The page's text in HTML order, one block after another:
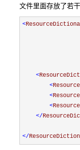
文件里面存放了若
<
<
<
<
<
</
</